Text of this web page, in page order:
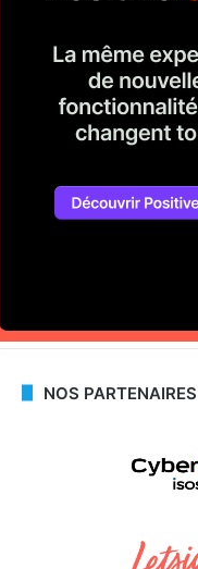
NOS PARTENAIRES